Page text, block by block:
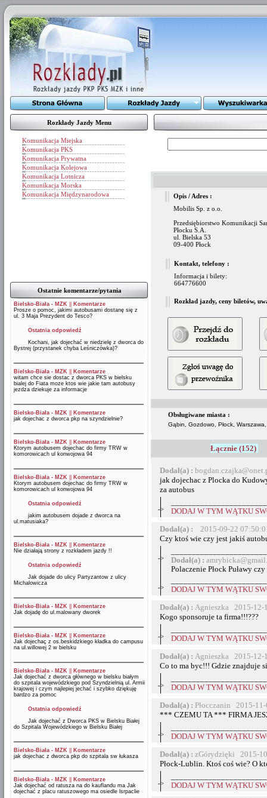
Rozkłady Jazdy Menu
Komunikacja Miejska
Komunikacja PKS
Komunikacja Prywatna
Komunikacja Kolejowa
Komunikacja Lotnicza
Komunikacja Morska
Komunikacja Międzynarodowa
Ostatnie komentarze/pytania
Bielsko-Biała - MZK
Komentarze
Prosze o pomoc, jakimi autobusami dostanę się z
ul. 3 Maja Prezydent do Tesco?
Ostatnia odpowiedź
Kochani, jak dojechać w niedzielę z dworca do
Bystrej (przystanek chyba Leśniczówka)?
Bielsko-Biała - MZK
Komentarze
witam chce sie dostac z dworca PKS w bielsku
bialej do Fiata moze ktos wie jakie tam autobusy
jezdza dziekuje za informacje
Bielsko-Biała - MZK
Komentarze
jak dojechac z dworca pkp na szyndzielnie?
Bielsko-Biała - MZK
Komentarze
Ktorym autobusem dojechac do firmy TRW w
komorowicach ul konwojowa 94
Bielsko-Biała - MZK
Komentarze
Ktorym autobusem dojechac do firmy TRW w
komorowicach ul konwojowa 94
Ostatnia odpowiedź
jakim autobusem dojade z dworca na
ul.matusiaka?
Bielsko-Biała - MZK
Komentarze
Nie działają strony z rozkładem jazdy !!
Ostatnia odpowiedź
Jak dojade do ulicy Partyzantow z ulicy
Michalowicza
Bielsko-Biała - MZK
Komentarze
Jak dojadę do ul.malowany dworek
Bielsko-Biała - MZK
Komentarze
Jak dojechaç z os.beskidzkiego kładka do campusu
na ul.willowej 2 w bielsku
Bielsko-Biała - MZK
Komentarze
Jak dojechać z dworca głównego w bielsku białym
do szpitala wojewódzkiego pod Szyndzielnią ul. Armii
krajowej i czym najlepiej jechać i szybko dziękuję
bardzo za pomoc
Ostatnia odpowiedź
Jak dojechać z Dworca PKS w Bielsku Białej
do Szpitala Wojewódzkiego w Bielsku Białej
Bielsko-Biała - MZK
Komentarze
jak dojechac z dworca pkp do szpitala sw łukasza
Bielsko-Biała - MZK
Komentarze
Jak dojechać od ratusza na do kauflandu ma Jak
dojechać z placu ratuszowego ma osiedle lsrpaclie
Opis / Adres :
Mobilis Sp. z o.o.
Przedsiębiorstwo Komunikacji
Płocku S.A.
ul. Bielska 53
09-400 Płock
Kontakt, telefony :
Informacja i bilety:
664776600
Rozkład jazdy, ceny biletów,
Obsługiwane miasta :
Gąbin, Gozdowo, Płock,
Łącznie (152)
Dodał(a) :
jak dojechac z Plocka do
za autobus
->
DODAJ W TYM WĄTKU
Dodał(a) :
2015-09-22
Czy ktoś wie czy jest jakiś
->
Dodał(a) :
Polaczenie Płock Puławy
->
DODAJ W TYM WĄTKU
Dodał(a) : Agnieszka 2015-12-
Kogo sponsoruje ta firma!!!???
->
DODAJ W TYM WĄTKU
Dodał(a) : Agnieszka 2015-12-
Co to ma byc!!! Gdzie znajduje
->
DODAJ W TYM WĄTKU
Dodał(a) : Płocczanin 2015-
*** CZEMU TA *** FIRMA
->
DODAJ W TYM WĄTKU
Dodał(a) : zGórydzięki 2015-
Płock-Lublin. Ktoś coś wie? O
->
DODAJ W TYM WĄTKU